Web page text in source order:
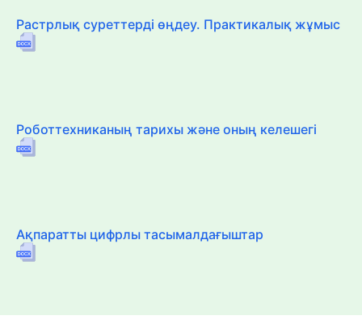
Растрлық суреттерді өңдеу. Практикалық жұмыс
Роботтехниканың тарихы және оның келешегі
Ақпаратты цифрлы тасымалдағыштар